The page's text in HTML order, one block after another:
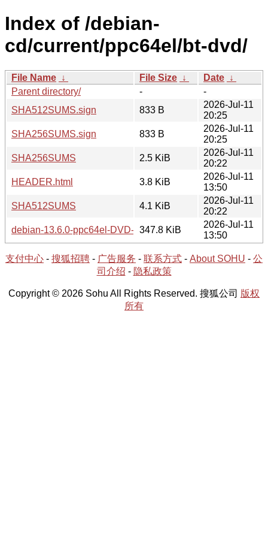
Index of /debian-
cd/current/ppc64el/bt-dvd/
File Name ↓ File Size ↓ Date ↓
Parent directory/
-
-
SHA512SUMS.sign
833 B
2026-Jul-11
20:25
SHA256SUMS.sign
833 B
2026-Jul-11
20:25
SHA256SUMS
2.5 KiB
2026-Jul-11
20:22
HEADER.html
3.8 KiB
2026-Jul-11
13:50
SHA512SUMS
4.1 KiB
2026-Jul-11
20:22
debian-13.6.0-ppc64el-DVD-1.iso.torrent
347.8 KiB
2026-Jul-11
13:50
支付中心 - 搜狐招聘 - 广告服务 - 联系方式 - About SOHU - 公
司介绍 - 隐私政策
Copyright © 2026 Sohu All Rights Reserved. 搜狐公司 版权
所有